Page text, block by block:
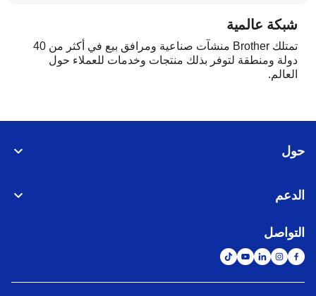
شبكة عالمية
تمتلك Brother منشآت صناعية ومرافق بيع في أكثر من 40
دولة ومنطقة لتوفر بذلك منتجات وخدمات للعملاء حول
العالم.
حول
الدعم
التواصل